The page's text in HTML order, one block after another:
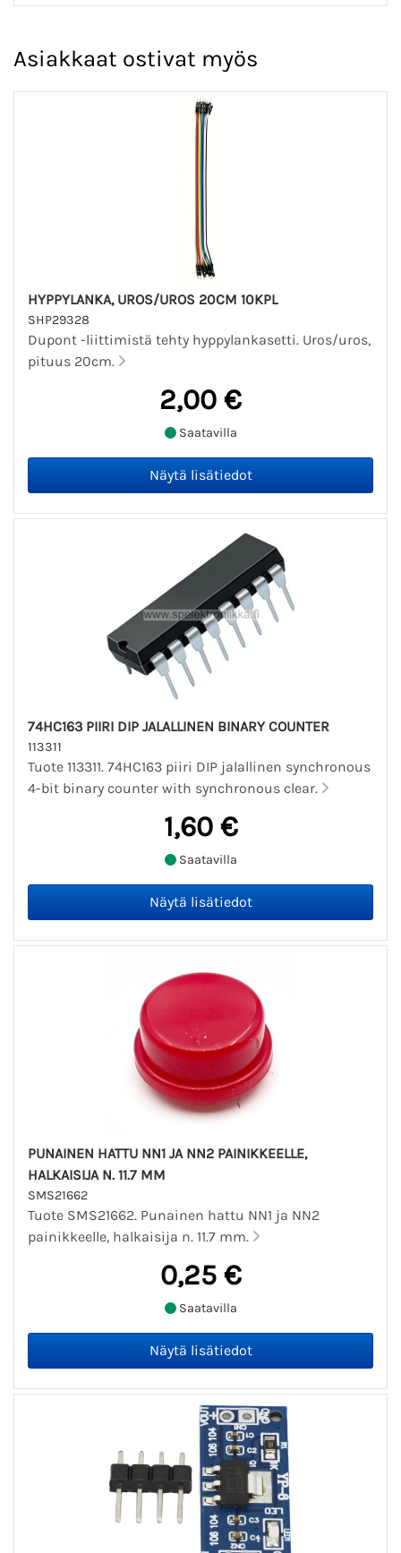
Asiakkaat ostivat myös
HYPPYLANKA, UROS/UROS 20CM 10KPL
SHP29328
Dupont -liittimistä tehty hyppylankasetti. Uros/uros,
pituus 20cm.
2,00 €
Saatavilla
74HC163 PIIRI DIP JALALLINEN BINARY COUNTER
113311
Tuote 113311. 74HC163 piiri DIP jalallinen synchronous
4-bit binary counter with synchronous clear.
1,60 €
Saatavilla
PUNAINEN HATTU NN1 JA NN2 PAINIKKEELLE,
HALKAISIJA N. 11.7 MM
SMS21662
Tuote SMS21662. Punainen hattu NN1 ja NN2
painikkeelle, halkaisija n. 11.7 mm.
0,25 €
Saatavilla